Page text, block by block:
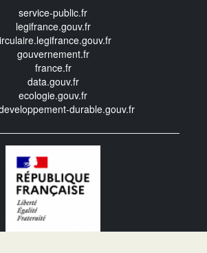
service-public.fr
legifrance.gouv.fr
gouvernement.fr
france.fr
data.gouv.fr
ecologie.gouv.fr
durable.gouv.fr